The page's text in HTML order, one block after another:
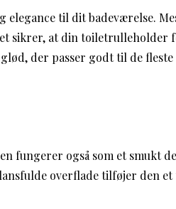
til dit badeværelse.
sikrer, at din toiletrulleholder
der passer godt til de fleste
fungerer også som et smukt
overflade tilføjer den et